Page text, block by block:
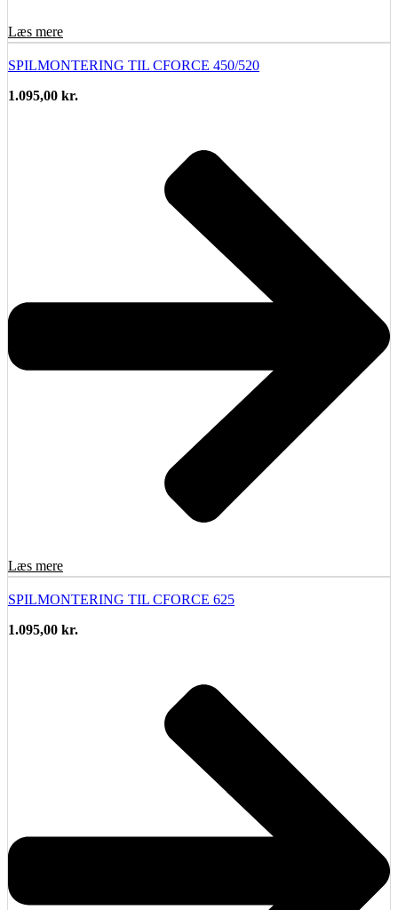
Læs mere
SPILMONTERING TIL CFORCE 450/520
1.095,00 kr.
Læs mere
SPILMONTERING TIL CFORCE 625
1.095,00 kr.